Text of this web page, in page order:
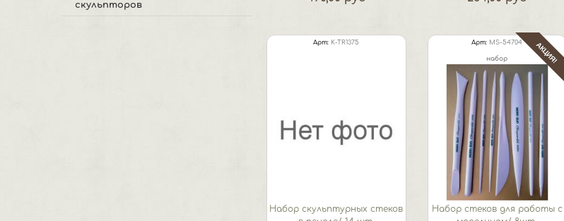
скульпторов
Арт: K-TR1375
Набор скульптурных стеков
Арт: MS-54704
набор
Набор стеков для работы с
АКЦИЯ!